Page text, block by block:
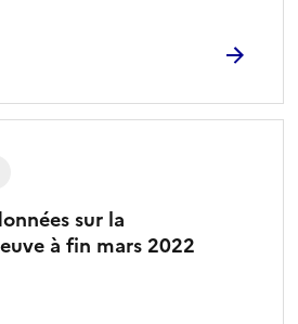
sur la
à fin mars 2022